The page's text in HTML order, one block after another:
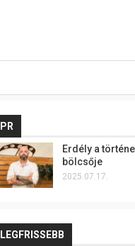
PR
Erdély a
bölcsője
2025.07.17.
LEGFRISSEBB